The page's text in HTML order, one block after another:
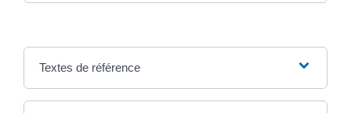
Textes de référence